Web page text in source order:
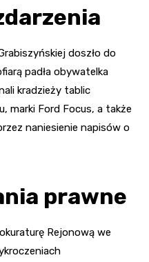
doszło do
padła obywatelka
kradzieży tablic
marki Ford Focus, a także
naniesienie napisów o
prawne
Rejonową we